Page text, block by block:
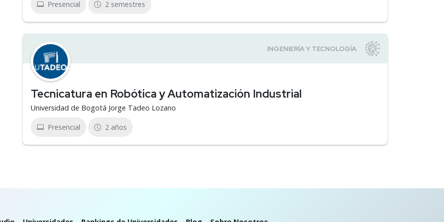
Presencial 2 semestres
Tecnicatura en Robótica y Automatización Industrial
Universidad de Bogotá Jorge Tadeo Lozano
Presencial 2 años